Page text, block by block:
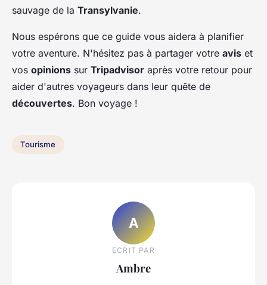
sauvage de la Transylvanie.
Nous espérons que ce guide vous aidera à planifier
votre aventure. N'hésitez pas à partager votre avis et
vos opinions sur Tripadvisor après votre retour pour
aider d'autres voyageurs dans leur quête de
découvertes. Bon voyage !
Tourisme
A
ECRIT PAR
Ambre